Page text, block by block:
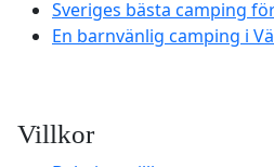
Sveriges bästa camping
En barnvänlig camping i
Villkor